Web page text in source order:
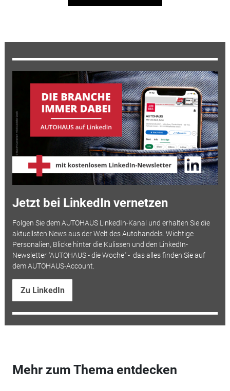
Jetzt bei LinkedIn vernetzen
Folgen Sie dem AUTOHAUS LinkedIn-Kanal und erhalten Sie die
aktuellsten News aus der Welt des Autohandels. Wichtige
Personalien, Blicke hinter die Kulissen und den LinkedIn-
Newsletter "AUTOHAUS - die Woche" - das alles finden Sie auf
dem AUTOHAUS-Account.
Zu LinkedIn
Mehr zum Thema entdecken